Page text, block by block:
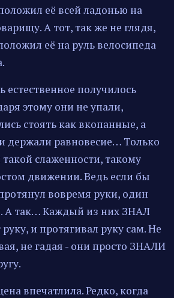
её всей ладонью на
А тот, так же не глядя,
её на руль велосипеда
получилось
этому они не упали,
стоять как вкопанные, а
держали равновесие… Только
слаженности, такому
движении. Ведь если бы
вовремя руки, один
А так… Каждый из них ЗНАЛ
и протягивал руку сам. Не
не гадая - они просто ЗНАЛИ
впечатлила. Редко, когда